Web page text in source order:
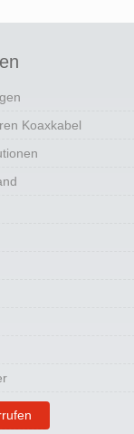
Koaxkabel